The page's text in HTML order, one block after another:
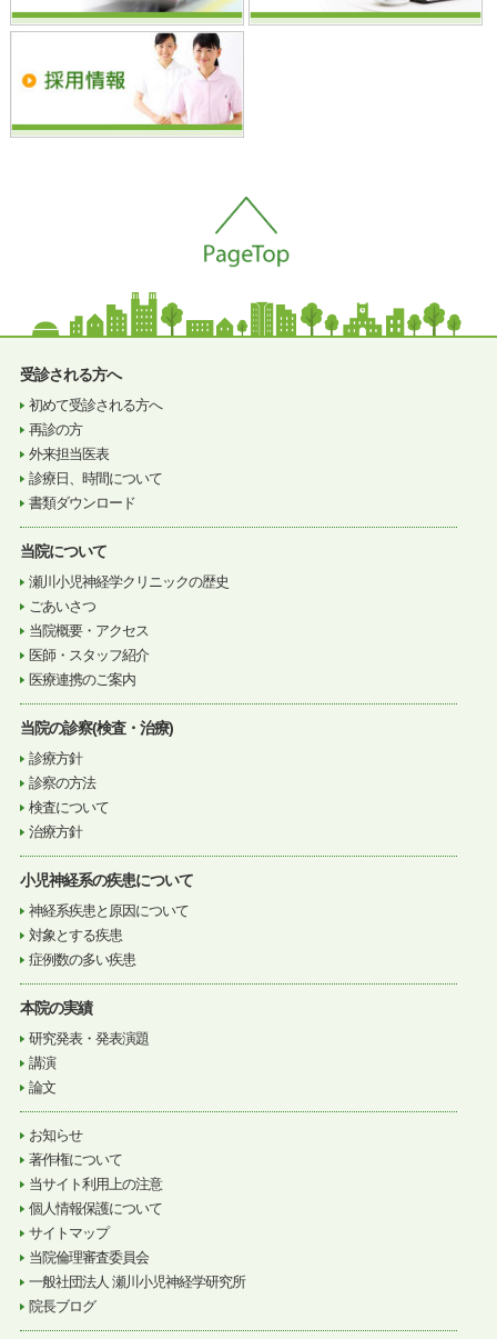
受診される方へ
初めて受診される方へ
再診の方
外来担当医表
診療日、時間について
書類ダウンロード
当院について
瀬川小児神経学クリニックの歴史
ごあいさつ
当院概要・アクセス
医師・スタッフ紹介
医療連携のご案内
当院の診察(検査・治療)
診療方針
診察の方法
検査について
治療方針
小児神経系の疾患について
神経系疾患と原因について
対象とする疾患
症例数の多い疾患
本院の実績
研究発表・発表演題
講演
論文
お知らせ
著作権について
当サイト利用上の注意
個人情報保護について
サイトマップ
当院倫理審査委員会
一般社団法人 瀬川小児神経学研究所
院長ブログ